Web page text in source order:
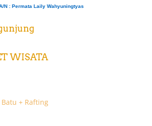
N : Permata Laily Wahyuningtyas
WISATA
+ Rafting